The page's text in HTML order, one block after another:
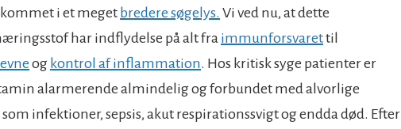
i et meget bredere søgelys. Vi ved nu, at dette
har indflydelse på alt fraimmunforsvarettil
og kontrol af inflammation. Hos kritisk syge patienter er
alarmerende almindelig og forbundet med alvorlige
infektioner, sepsis, akut respirationssvigt og endda død. Efter